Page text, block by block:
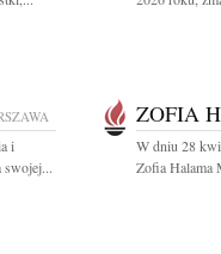
i
swojej...
ZOFIA
W dniu 28
Zofia Halama